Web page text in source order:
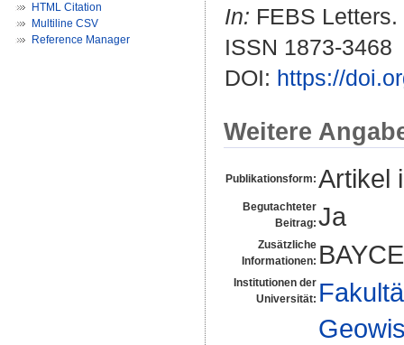
HTML Citation
Multiline CSV
Reference Manager
In: FEBS
ISSN 1873-3468
DOI: https://
Weitere
Publikationsform: Artikel
Begutachteter
Beitrag: Ja
Zusätzliche
Informationen:
Institutionen der
Universität: